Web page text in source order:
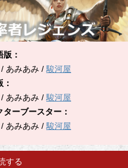
版：
/ あみあみ / 駿河屋
/ あみあみ / 駿河屋
ターブースター：
/ あみあみ / 駿河屋
する